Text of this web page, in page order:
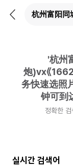
뒤
'杭州
炮)vx《
务快速选照
钟可到
정확한
실시간 검색어